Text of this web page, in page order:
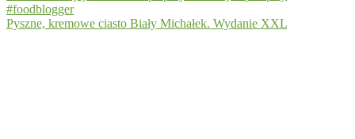
Pyszne, kremowe ciasto Biały Michałek. Wydanie XXL